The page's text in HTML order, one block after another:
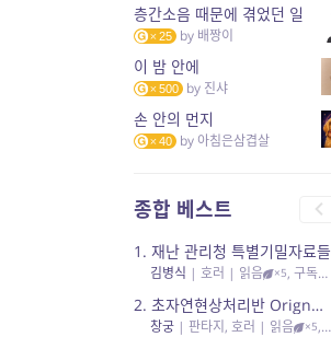
층간소음 때문에 겪었던 일
25 by 배짱이
이 밤 안에
500 by 진샤
손 안의 먼지
40 by 아침은삼겹살
종합 베스트
1. 재난 관리청 특별기밀자료들
김병식 | 호러 | 읽음 ×5, 구독
2. 초자연현상처리반 Orignal + True Ending
창궁 | 판타지, 호러 | 읽음 ×5, 구독